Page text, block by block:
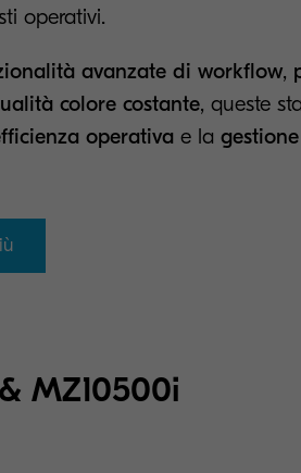
operativi.
avanzate di workflow,
colore costante, queste
operativa e la
MZ10500i